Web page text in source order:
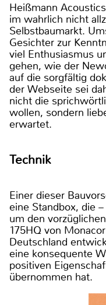
Heißmann
im wahrlich nicht
Selbstbaumarkt.
Gesichter zur
viel Enthusiasmus
gehen, wie der
auf die sorgfältig
der Webseite sei
nicht die
wollen, sondern
erwartet.
Technik
Einer dieser
eine Standbox, die
um den
175HQ von
Deutschland
eine konsequente
positiven
übernommen hat.